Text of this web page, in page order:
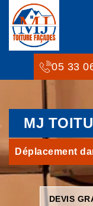
05 33
MJ
Déplacement
DEVIS